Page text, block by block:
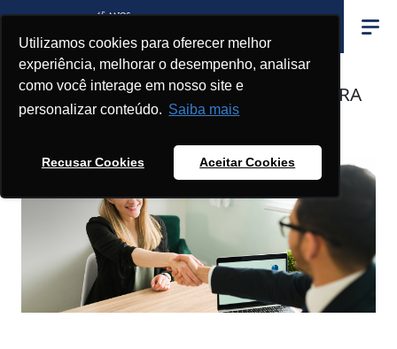
Utilizamos cookies para oferecer melhor
experiência, melhorar o desempenho, analisar
como você interage em nosso site e
personalizar conteúdo. Saiba mais
Recusar Cookies Aceitar Cookies
5 DICAS DE COMO SE PREPARAR PARA
ENTREVISTA DE EMPREGO